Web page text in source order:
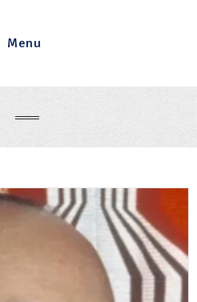
Menu